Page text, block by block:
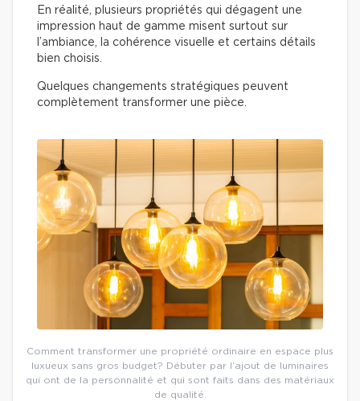
En réalité, plusieurs propriétés qui dégagent une
impression haut de gamme misent surtout sur
l’ambiance, la cohérence visuelle et certains détails
bien choisis.
Quelques changements stratégiques peuvent
complètement transformer une pièce.
Comment transformer une propriété ordinaire en espace plus
luxueux sans gros budget? Débuter par l’ajout de luminaires
qui ont de la personnalité et qui sont faits dans des matériaux
de qualité.